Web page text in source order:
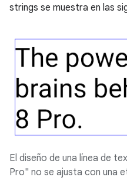
strings se muestra en las
El diseño de una línea de
Pro" no se ajusta con una